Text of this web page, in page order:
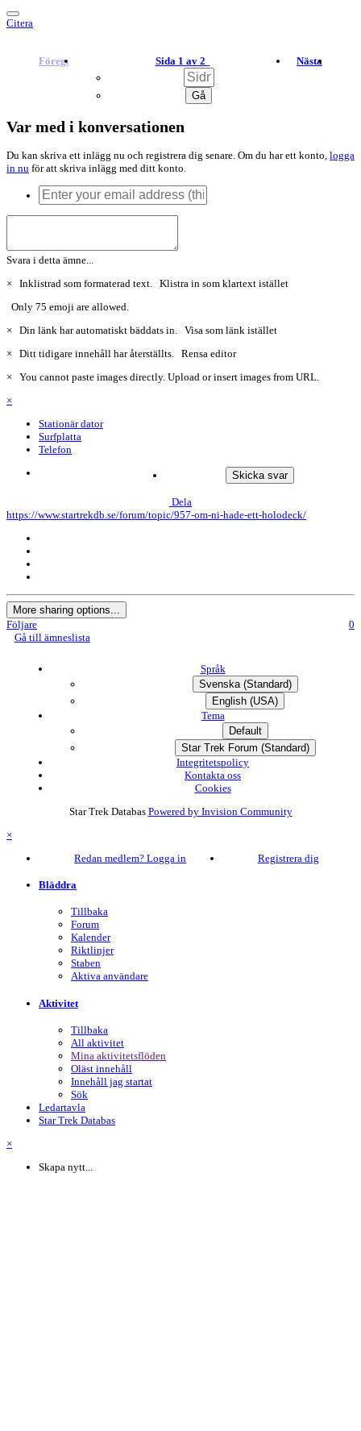
Citera
Föreg. Nästa
Sida 1 av 2
Var med i konversationen
Du kan skriva ett inlägg nu och registrera dig senare. Om du har ett konto, logga
in nu för att skriva inlägg med ditt konto.
Svara i detta ämne...
× Inklistrad som formaterad text. Klistra in som klartext istället
Only 75 emoji are allowed.
× Din länk har automatiskt bäddats in. Visa som länk istället
× Ditt tidigare innehåll har återställts. Rensa editor
× You cannot paste images directly. Upload or insert images from URL.
×
Stationär dator
Surfplatta
Telefon
Skicka svar
Dela
https://www.startrekdb.se/forum/topic/957-om-ni-hade-ett-holodeck/
More sharing options...
Följare
0
Gå till ämneslista
Språk
Svenska (Standard)
English (USA)
Tema
Default
Star Trek Forum (Standard)
Integritetspolicy
Kontakta oss
Cookies
Star Trek Databas Powered by Invision Community
×
Redan medlem? Logga in
Registrera dig
Bläddra
Tillbaka
Forum
Kalender
Riktlinjer
Staben
Aktiva användare
Aktivitet
Tillbaka
All aktivitet
Mina aktivitetsflöden
Oläst innehåll
Innehåll jag startat
Sök
Ledartavla
Star Trek Databas
×
Skapa nytt...